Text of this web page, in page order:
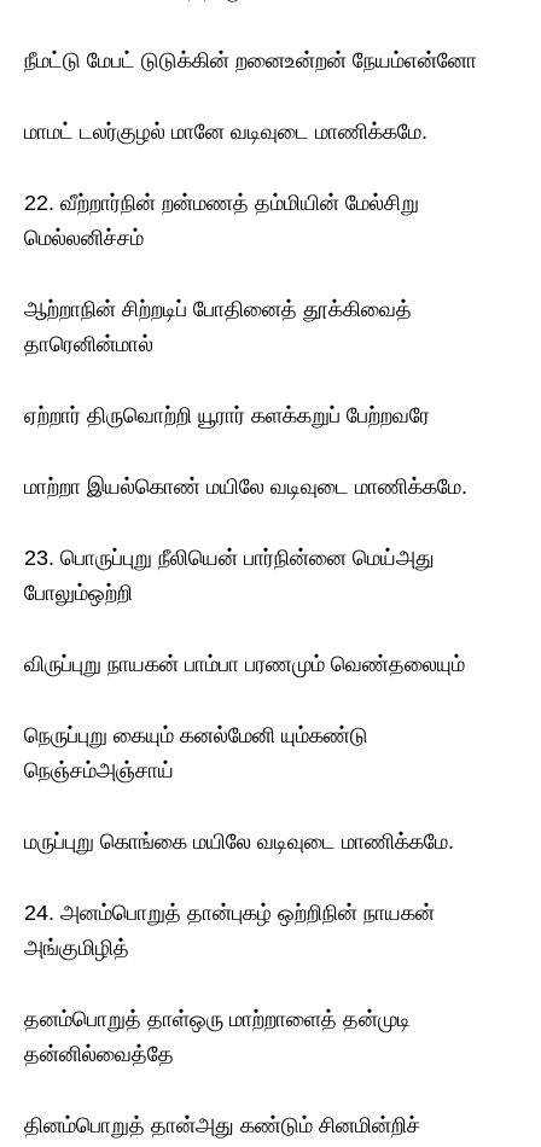
நீமட்டு மேபட் டுடுக்கின் றனைஉன்றன் நேயம்என்னோ
மாமட் டலர்குழல் மானே வடிவுடை மாணிக்கமே.
22. வீற்றார்நின் றன்மணத் தம்மியின் மேல்சிறு
மெல்லனிச்சம்
ஆற்றாநின் சிற்றடிப் போதினைத் தூக்கிவைத்
தாரெனின்மால்
ஏற்றார் திருவொற்றி யூரார் களக்கறுப் பேற்றவரே
மாற்றா இயல்கொண் மயிலே வடிவுடை மாணிக்கமே.
23. பொருப்புறு நீலியென் பார்நின்னை மெய்அது
போலும்ஒற்றி
விருப்புறு நாயகன் பாம்பா பரணமும் வெண்தலையும்
நெருப்புறு கையும் கனல்மேனி யும்கண்டு
நெஞ்சம்அஞ்சாய்
மருப்புறு கொங்கை மயிலே வடிவுடை மாணிக்கமே.
24. அனம்பொறுத் தான்புகழ் ஒற்றிநின் நாயகன்
அங்குமிழித்
தனம்பொறுத் தாள்ஒரு மாற்றாளைத் தன்முடி
தன்னில்வைத்தே
தினம்பொறுத் தான்அது கண்டும் சினமின்றிச்